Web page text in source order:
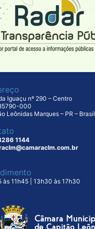
Iguaçu nº 290 – Centro
000
Leônidas Marques – PR – Brasil
1144
às 11h45 | 13h30 às 17h30